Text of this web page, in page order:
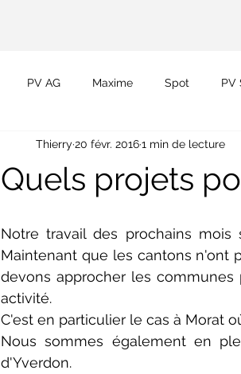
PV AG Maxime Spot PV
Lois et kitesurf Ruban Orange
Quels projets
Thierry 20 févr. 20161 min de lecture
Notre travail des prochains
Maintenant que les cantons n'ont
devons approcher les communes
activité.
C'est en particulier le cas à Morat
Nous sommes également en
d'Yverdon.